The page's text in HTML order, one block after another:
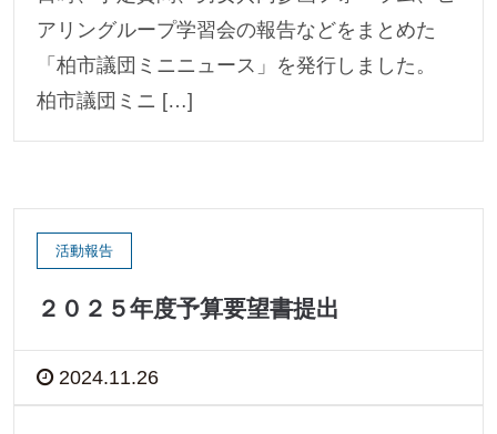
アリングループ学習会の報告などをまとめた
「柏市議団ミニニュース」を発行しました。
柏市議団ミニ […]
活動報告
２０２５年度予算要望書提出
2024.11.26